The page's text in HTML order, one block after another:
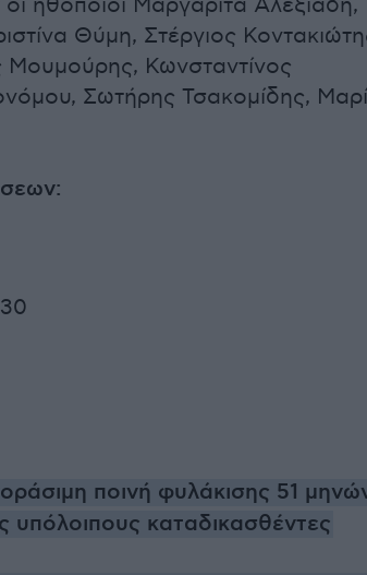
ηθοποιοί Μαργαρίτα Αλεξιάδη,
Θύμη, Στέργιος
Κωνσταντίνος
Σωτήρης Τσακομίδης,
ποινή φυλάκισης 51
υπόλοιπους καταδικασθέντες